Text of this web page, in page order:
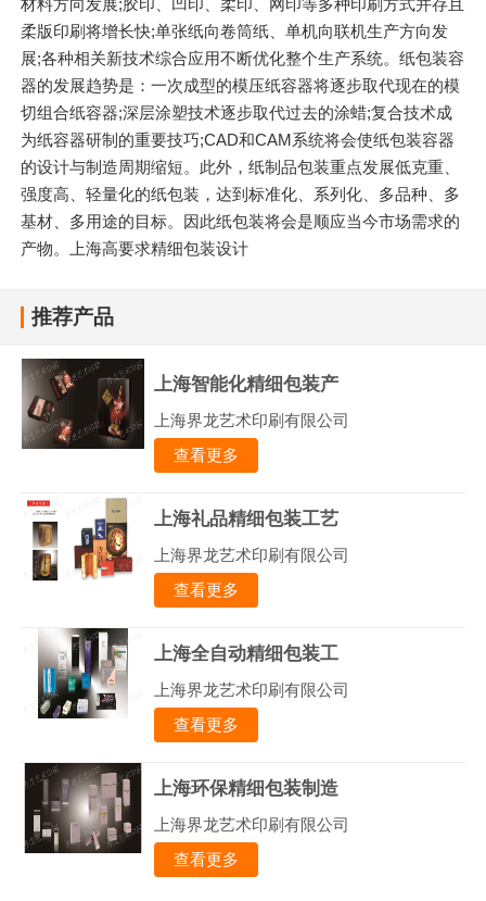
柔版印刷将增长快;单张纸向卷筒纸、单机向联机生产方向发
展;各种相关新技术综合应用不断优化整个生产系统。纸包装容
器的发展趋势是：一次成型的模压纸容器将逐步取代现在的模
切组合纸容器;深层涂塑技术逐步取代过去的涂蜡;复合技术成
为纸容器研制的重要技巧;CAD和CAM系统将会使纸包装容器
的设计与制造周期缩短。此外，纸制品包装重点发展低克重、
强度高、轻量化的纸包装，达到标准化、系列化、多品种、多
基材、多用途的目标。因此纸包装将会是顺应当今市场需求的
产物。上海高要求精细包装设计
推荐产品
上海智能化精细包装产
上海界龙艺术印刷有限公司
查看更多
上海礼品精细包装工艺
上海界龙艺术印刷有限公司
查看更多
上海全自动精细包装工
上海界龙艺术印刷有限公司
查看更多
上海环保精细包装制造
上海界龙艺术印刷有限公司
查看更多